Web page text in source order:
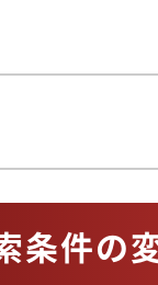
条件の